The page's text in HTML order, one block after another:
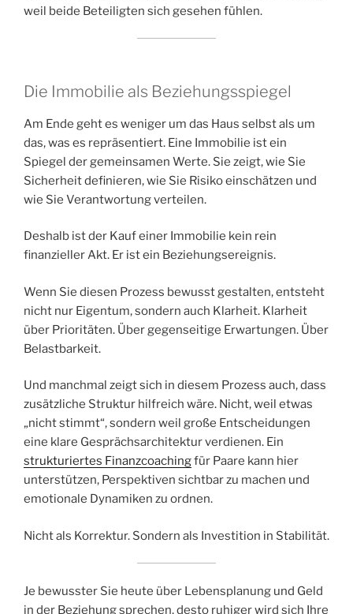
weil beide Beteiligten sich gesehen fühlen.
Die Immobilie als Beziehungsspiegel
Am Ende geht es weniger um das Haus selbst als um
das, was es repräsentiert. Eine Immobilie ist ein
Spiegel der gemeinsamen Werte. Sie zeigt, wie Sie
Sicherheit definieren, wie Sie Risiko einschätzen und
wie Sie Verantwortung verteilen.
Deshalb ist der Kauf einer Immobilie kein rein
finanzieller Akt. Er ist ein Beziehungsereignis.
Wenn Sie diesen Prozess bewusst gestalten, entsteht
nicht nur Eigentum, sondern auch Klarheit. Klarheit
über Prioritäten. Über gegenseitige Erwartungen. Über
Belastbarkeit.
Und manchmal zeigt sich in diesem Prozess auch, dass
zusätzliche Struktur hilfreich wäre. Nicht, weil etwas
„nicht stimmt“, sondern weil große Entscheidungen
eine klare Gesprächsarchitektur verdienen. Ein
strukturiertes Finanzcoachingfür Paare kann hier
unterstützen, Perspektiven sichtbar zu machen und
emotionale Dynamiken zu ordnen.
Nicht als Korrektur. Sondern als Investition in Stabilität.
Je bewusster Sie heute über Lebensplanung und Geld
in der Beziehung sprechen, desto ruhiger wird sich Ihre